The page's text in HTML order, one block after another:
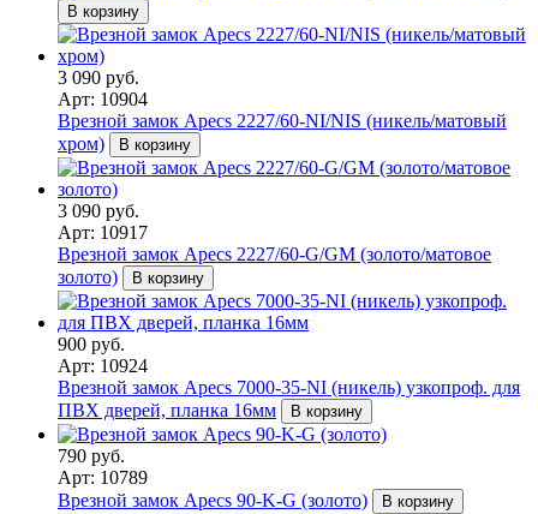
В корзину
3 090 руб.
Арт: 10904
Врезной замок Apecs 2227/60-NI/NIS (никель/матовый
хром)
В корзину
3 090 руб.
Арт: 10917
Врезной замок Apecs 2227/60-G/GM (золото/матовое
золото)
В корзину
900 руб.
Арт: 10924
Врезной замок Apecs 7000-35-NI (никель) узкопроф. для
ПВХ дверей, планка 16мм
В корзину
790 руб.
Арт: 10789
Врезной замок Apecs 90-K-G (золото)
В корзину